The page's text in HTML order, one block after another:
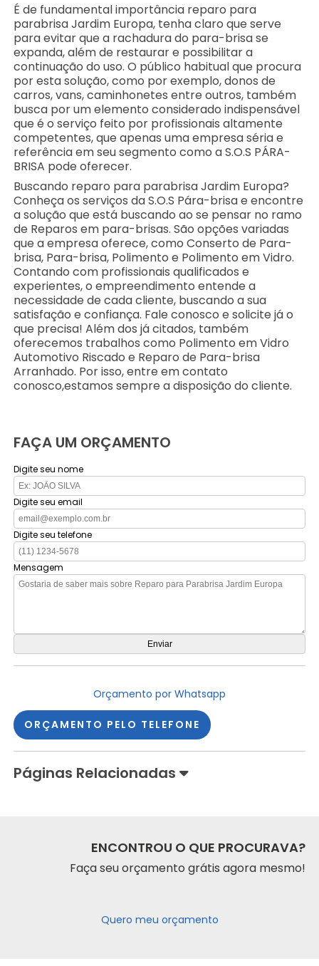
É de fundamental importância reparo para
parabrisa Jardim Europa, tenha claro que serve
para evitar que a rachadura do para-brisa se
expanda, além de restaurar e possibilitar a
continuação do uso. O público habitual que procura
por esta solução, como por exemplo, donos de
carros, vans, caminhonetes entre outros, também
busca por um elemento considerado indispensável
que é o serviço feito por profissionais altamente
competentes, que apenas uma empresa séria e
referência em seu segmento como a S.O.S PÁRA-
BRISA pode oferecer.
Buscando reparo para parabrisa Jardim Europa?
Conheça os serviços da S.O.S Pára-brisa e encontre
a solução que está buscando ao se pensar no ramo
de Reparos em para-brisas. São opções variadas
que a empresa oferece, como Conserto de Para-
brisa, Para-brisa, Polimento e Polimento em Vidro.
Contando com profissionais qualificados e
experientes, o empreendimento entende a
necessidade de cada cliente, buscando a sua
satisfação e confiança. Fale conosco e solicite já o
que precisa! Além dos já citados, também
oferecemos trabalhos como Polimento em Vidro
Automotivo Riscado e Reparo de Para-brisa
Arranhado. Por isso, entre em contato
conosco,estamos sempre a disposição do cliente.
FAÇA UM ORÇAMENTO
Digite seu nome
Digite seu email
Digite seu telefone
Mensagem
Orçamento por Whatsapp
ORÇAMENTO PELO TELEFONE
Páginas Relacionadas
ENCONTROU O QUE PROCURAVA?
Faça seu orçamento grátis agora mesmo!
Quero meu orçamento